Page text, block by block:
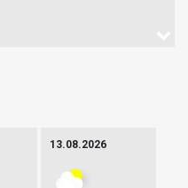
13.08.2026